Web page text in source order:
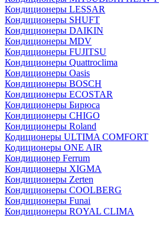
Кондиционеры LESSAR
Кондиционеры SHUFT
Кондиционеры DAIKIN
Кондиционеры MDV
Кондиционеры FUJITSU
Кондиционеры Quattroclima
Кондиционеры Oasis
Кондиционеры BOSCH
Кондиционеры ECOSTAR
Кондиционеры Бирюса
Кондиционеры CHIGO
Кондиционеры Roland
Кодиционеры ULTIMA COMFORT
Кодиционеры ONE AIR
Кондиционер Ferrum
Кондиционеры XIGMA
Кондиционеры Zerten
Кондиционеры СOOLBERG
Кондиционеры Funai
Кондиционеры ROYAL CLIMA